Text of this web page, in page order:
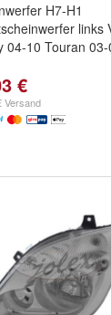
H7-H1
links
04-10 Touran 03-
€
Versand